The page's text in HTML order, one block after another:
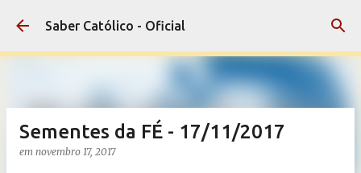
Pular para o conteúdo principal
Saber Católico - Oficial
Sementes da FÉ - 17/11/2017
em novembro 17, 2017